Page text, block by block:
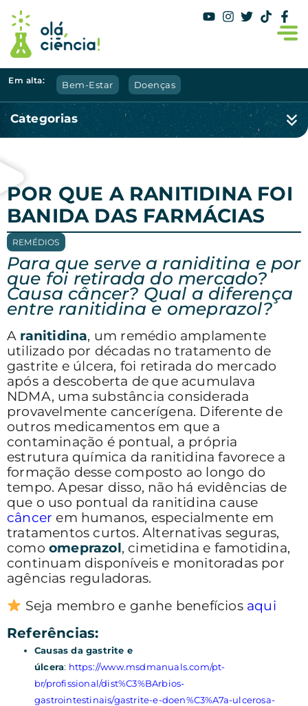
Em alta: Bem-Estar Doenças
Categorias
POR QUE A RANITIDINA FOI
BANIDA DAS FARMÁCIAS
REMÉDIOS
Para que serve a raniditina e por
que foi retirada do mercado?
Causa câncer? Qual a diferença
entre ranitidina e omeprazol?
A ranitidina, um remédio amplamente
utilizado por décadas no tratamento de
gastrite e úlcera, foi retirada do mercado
após a descoberta de que acumulava
NDMA, uma substância considerada
provavelmente cancerígena. Diferente de
outros medicamentos em que a
contaminação é pontual, a própria
estrutura química da ranitidina favorece a
formação desse composto ao longo do
tempo. Apesar disso, não há evidências de
que o uso pontual da ranitidina cause
câncer em humanos, especialmente em
tratamentos curtos. Alternativas seguras,
como omeprazol, cimetidina e famotidina,
continuam disponíveis e monitoradas por
agências reguladoras.
Seja membro e ganhe benefícios aqui
Referências:
Causas da gastrite e
úlcera: https://www.msdmanuals.com/pt-
br/profissional/dist%C3%BArbios-
gastrointestinais/gastrite-e-doen%C3%A7a-ulcerosa-